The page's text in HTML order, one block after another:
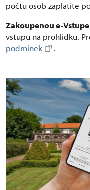
počtu osob zaplatíte
Zakoupenou e-
vstupu na prohlídku.
podmínek
.